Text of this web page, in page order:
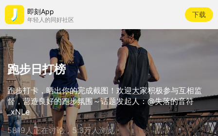
即刻App
年轻人的同好社区
下载
跑步日打榜
跑步打卡，晒出你的完成截图！欢迎大家积极参与互相监
督，营造良好的跑步氛围～话题发起人：@失落的音符
_xNLe
5819人正在讨论，5.3万人浏览